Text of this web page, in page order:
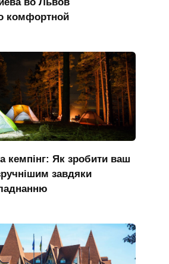
комфортной
кемпінг: Як зробити ваш
завдяки